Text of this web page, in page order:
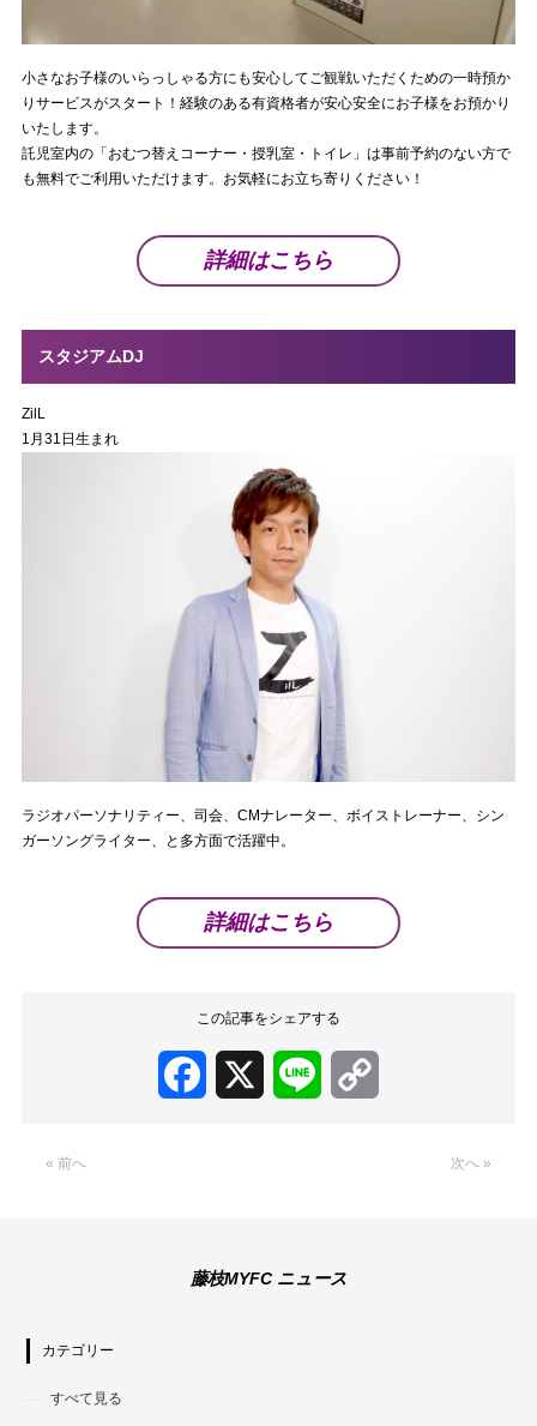
小さなお子様のいらっしゃる方にも安心してご観戦いただくための一時預か
りサービスがスタート！経験のある有資格者が安心安全にお子様をお預かり
いたします。
託児室内の「おむつ替えコーナー・授乳室・トイレ」は事前予約のない方で
も無料でご利用いただけます。お気軽にお立ち寄りください！
詳細はこちら
スタジアムDJ
ZilL
1月31日生まれ
ラジオパーソナリティー、司会、CMナレーター、ボイストレーナー、シン
ガーソングライター、と多方面で活躍中。
詳細はこちら
この記事をシェアする
Facebook Line
« 前へ 次へ »
藤枝MYFC ニュース
カテゴリー
すべて見る